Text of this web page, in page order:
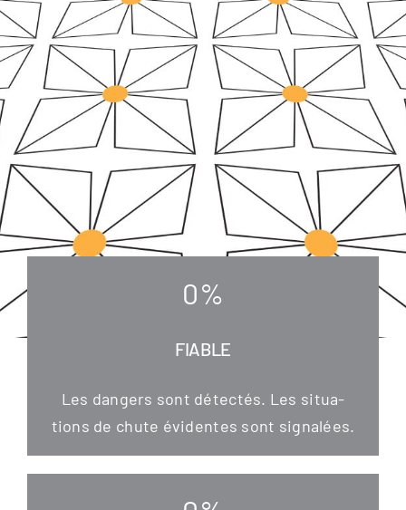
0%
FIABLE
Les dan­gers sont détec­tés. Les situa­
tions de chu­te évi­den­tes sont signalées.